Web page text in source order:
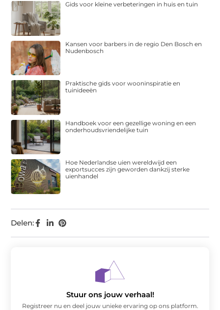
Delen:
Gids voor kleine verbeteringen in huis en tuin
Kansen voor barbers in de regio Den Bosch en
Nudenbosch
Praktische gids voor wooninspiratie en
tuinideeën
Handboek voor een gezellige woning en een
onderhoudsvriendelijke tuin
Hoe Nederlandse uien wereldwijd een
exportsucces zijn geworden dankzij sterke
uienhandel
Stuur ons jouw verhaal!
Registreer nu en deel jouw unieke ervaring op ons platform.